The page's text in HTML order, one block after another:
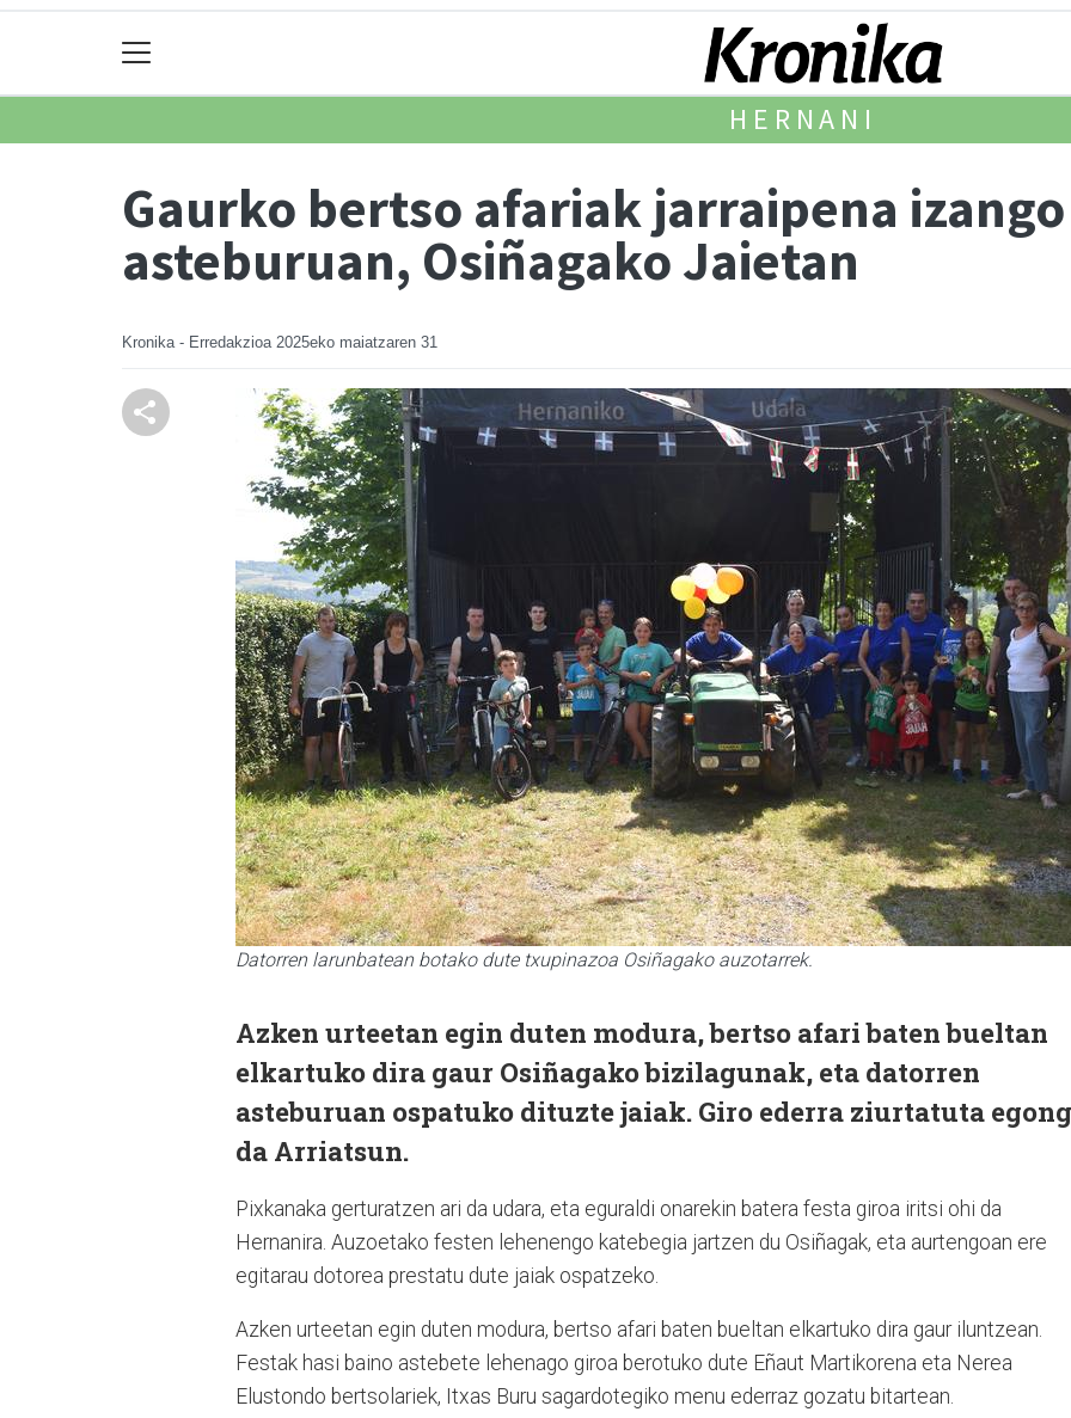
HERNANI
Gaurko bertso afariak jarraipena
asteburuan, Osiñagako Jaietan
Kronika - Erredakzioa 2025eko maiatzaren 31
Datorren larunbatean botako dute txupinazoa Osiñagako auzotarrek.
Azken urteetan egin duten modura, bertso afari baten bueltan
elkartuko dira gaur Osiñagako bizilagunak, eta datorren
asteburuan ospatuko dituzte jaiak. Giro ederra ziurtatuta
da Arriatsun.
Pixkanaka gerturatzen ari da udara, eta eguraldi onarekin batera festa giroa iritsi ohi da
Hernanira. Auzoetako festen lehenengo katebegia jartzen du Osiñagak, eta aurtengoan ere
egitarau dotorea prestatu dute jaiak ospatzeko.
Azken urteetan egin duten modura, bertso afari baten bueltan elkartuko dira gaur iluntzean.
Festak hasi baino astebete lehenago giroa berotuko dute Eñaut Martikorena eta Nerea
Elustondo bertsolariek, Itxas Buru sagardotegiko menu ederraz gozatu bitartean.